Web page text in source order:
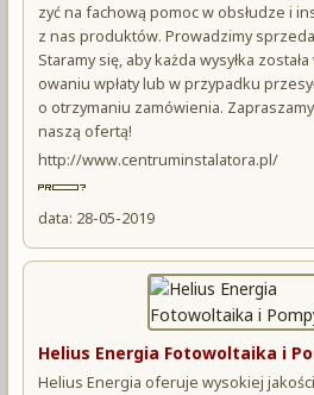
zyć na fachową pomoc w obsłudze i
z nas produktów. Prowadzimy
Staramy się, aby każda wysyłka
owaniu wpłaty lub w przypadku
o otrzymaniu zamówienia.
naszą ofertą!
http://www.centruminstalatora.pl/
data: 28-05-2019
Helius Energia Fotowoltaika i
Helius Energia oferuje wysokiej